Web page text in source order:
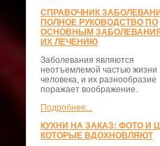
СПРАВОЧНИК
ПОЛНОЕ РУКОВОДСТВО ПО
ОСНОВНЫМ
ИХ ЛЕЧЕНИЮ
Заболевания являются
неотъемлемой частью жизни
человека, и их разнообразие
поражает воображение.
Подробнее...
КУХНИ НА ЗАКАЗ: ФОТО И
КОТОРЫЕ ВДОХНОВЛЯЮТ